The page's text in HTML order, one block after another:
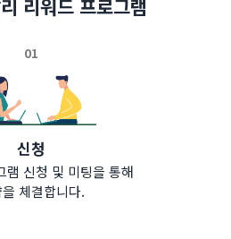
리워드 프로그램
01
신청
램 신청 및 미팅을 통해
체결합니다.